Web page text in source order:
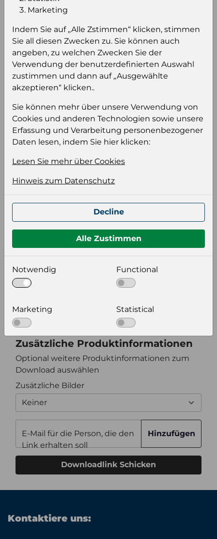
Einloggen um den Preis zu
sehen
Sie müssen eingeloggt sein, um Preise zu
sehen und/oder dieses Produkt zu kaufen.
Einloggen Anmeldung für B2B Konto
Produktinformation
Wählen Sie eine Sprache und ein Format für
Sprache
Keiner
Format auswählen
Bildeinstellungen
wählen Sie eine Auflösung für Ihr Bild aus
Zusätzliche Produktinformationen
Optional weitere Produktinformationen zum
Download auswählen
Zusätzliche Bilder
Keiner
E-Mail für die Person, die den
Link erhalten soll
Hinzufügen
Downloadlink Schicken
Kontaktiere uns:
Marketing
Indem Sie auf „Alle Zstimmen“ klicken, stimmen
Sie all diesen Zwecken zu. Sie können auch
angeben, zu welchen Zwecken Sie der
Verwendung der benutzerdefinierten Auswahl
zustimmen und dann auf „Ausgewählte
akzeptieren“ klicken..
Sie können mehr über unsere Verwendung von
Cookies und anderen Technologien sowie unsere
Erfassung und Verarbeitung personenbezogener
Daten lesen, indem Sie hier klicken:
Lesen Sie mehr über Cookies
Hinweis zum Datenschutz
Decline
Alle Zustimmen
Notwendig Functional
Marketing Statistical